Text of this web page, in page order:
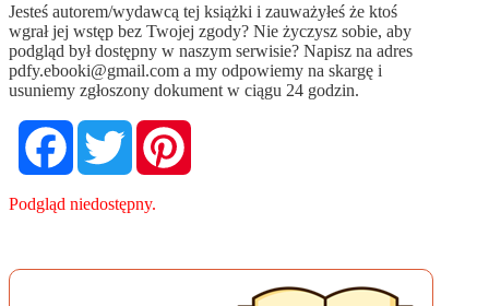
Jesteś autorem/wydawcą tej książki i zauważyłeś że ktoś
wgrał jej wstęp bez Twojej zgody? Nie życzysz sobie, aby
podgląd był dostępny w naszym serwisie? Napisz na adres
pdfy.ebooki@gmail.com a my odpowiemy na skargę i
usuniemy zgłoszony dokument w ciągu 24 godzin.
FacebookTwitter
Podgląd niedostępny.